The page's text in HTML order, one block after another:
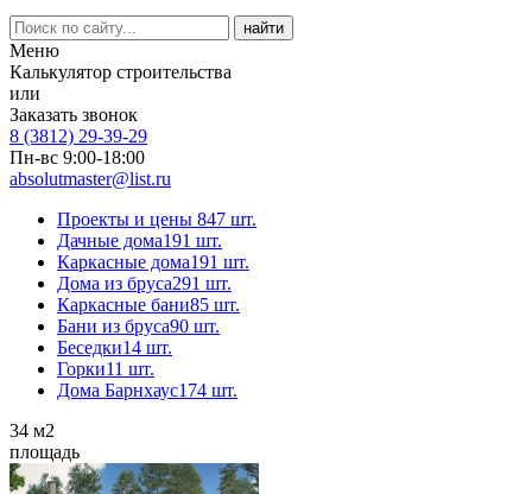
Меню
Калькулятор строительства
или
Заказать звонок
8 (3812) 29-39-29
Пн-вс 9:00-18:00
absolutmaster@list.ru
Проекты и цены 847 шт.
Дачные дома191 шт.
Каркасные дома191 шт.
Дома из бруса291 шт.
Каркасные бани85 шт.
Бани из бруса90 шт.
Беседки14 шт.
Горки11 шт.
Дома Барнхаус174 шт.
34 м2
площадь